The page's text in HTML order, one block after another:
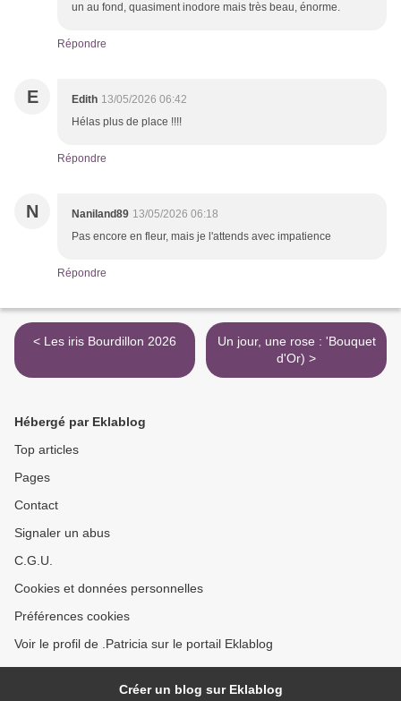
un au fond, quasiment inodore mais très beau, énorme.
Répondre
E Edith 13/05/2026 06:42
Hélas plus de place !!!!
Répondre
N Naniland89 13/05/2026 06:18
Pas encore en fleur, mais je l'attends avec impatience
Répondre
< Les iris Bourdillon 2026
Un jour, une rose : 'Bouquet
d'Or) >
Hébergé par Eklablog
Top articles
Pages
Contact
Signaler un abus
C.G.U.
Cookies et données personnelles
Préférences cookies
Voir le profil de .Patricia sur le portail Eklablog
Créer un blog sur Eklablog